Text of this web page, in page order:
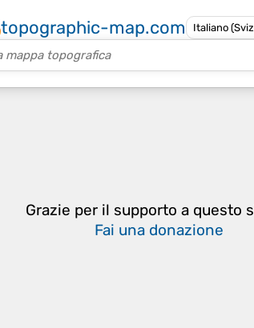
topographic-map.com
Grazie per il supporto a questo
Fai una donazione